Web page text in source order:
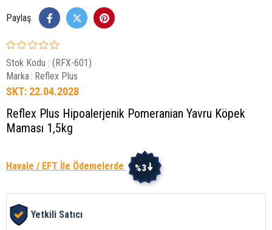
Paylaş
Stok Kodu
(RFX-601)
Marka: Reflex Plus
SKT: 22.04.2028
Reflex Plus Hipoalerjenik Pomeranian Yavru Köpek
Maması 1,5kg
Havale / EFT İle Ödemelerde %3
Yetkili Satıcı